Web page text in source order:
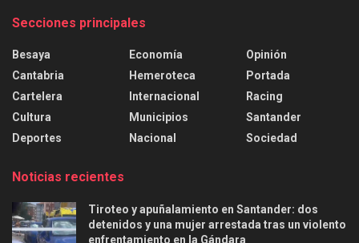
Secciones principales
Besaya
Cantabria
Cartelera
Cultura
Deportes
Economía
Hemeroteca
Internacional
Municipios
Nacional
Opinión
Portada
Racing
Santander
Sociedad
Noticias recientes
Tiroteo y apuñalamiento en Santander: dos
detenidos y una mujer arrestada tras un violento
enfrentamiento en la Gándara